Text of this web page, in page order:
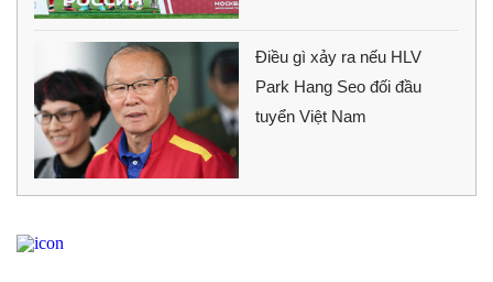
Điều gì xảy ra nếu HLV
Park Hang Seo đối đầu
tuyển Việt Nam